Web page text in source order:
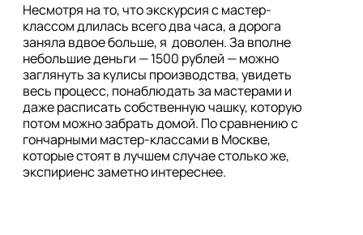
Несмотря на то, что экскурсия с мастер-
классом длилась всего два часа, а дорога
заняла вдвое больше, я  доволен. За вполне
небольшие деньги — 1500 рублей — можно
заглянуть за кулисы производства, увидеть
весь процесс, понаблюдать за мастерами и
даже расписать собственную чашку, которую
потом можно забрать домой. По сравнению с
гончарными мастер-классами в Москве,
которые стоят в лучшем случае столько же,
экспириенс заметно интереснее.